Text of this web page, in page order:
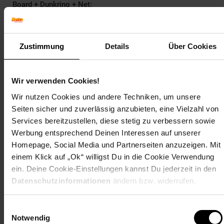
Zustimmung Details Über Cookies
Wir verwenden Cookies!
Wir nutzen Cookies und andere Techniken, um unsere
Seiten sicher und zuverlässig anzubieten, eine Vielzahl von
Services bereitzustellen, diese stetig zu verbessern sowie
Werbung entsprechend Deinen Interessen auf unserer
Homepage, Social Media und Partnerseiten anzuzeigen. Mit
einem Klick auf „Ok“ willigst Du in die Cookie Verwendung
ein. Deine Cookie-Einstellungen kannst Du jederzeit in den
Datenschutzinformationen ändern bzw. widerrufen.
Notwendig
Board + Dunkring + Net:
EXIT Galaxy Board + Dunkring + Net. Produkttyp:
kg, Rückwand Verpackungsgrößen (BxTxH): 1190 x 790
(BxTxH): 650 x 530 x 135 mm
Artikelnummer: 1775563000
EAN: 8718469463961
Artikel gehört zur Kategorie: